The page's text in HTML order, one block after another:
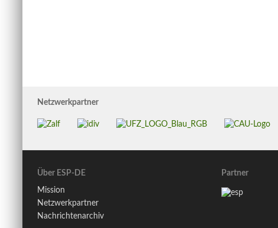
Netzwerkpartner
Über ESP-DE
Mission
Netzwerkpartner
Nachrichtenarchiv
Partner